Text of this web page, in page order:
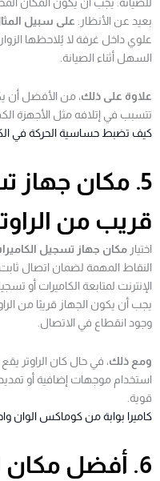
بعيد عن الأنظار. على سبيل
علوي داخل غرفة لا يُلاحظها
السهل أثناء الصيانة.
علاوة على ذلك، من الأفضل أن
تتسبب في إتلافه مثل الأجهزة
كيف تضبط حساسية الحركة في
5. مكان جهاز
قريب من
اختيار مكان جهاز تسجيل
النقاط المهمة لضمان اتصال
الإنترنت لمتابعة الكاميرات أو
يجب أن يكون الجهاز قريبًا من
وجود انقطاع في الاتصال.
ومع ذلك، في حال كان الراوتر
استخدام موجهات إضافية أو
قوية.
كاميرا بوابة من كوماكس الوان
6. أفضل مكان